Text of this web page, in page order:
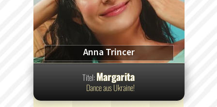
Anna Trincer
Titel:Margarita
Dance aus Ukraine!